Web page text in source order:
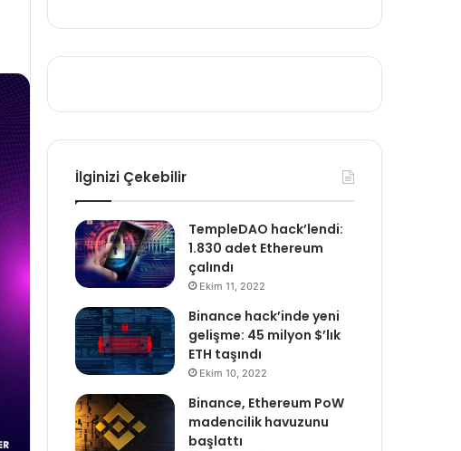
İlginizi Çekebilir
TempleDAO hack’lendi:
1.830 adet Ethereum
çalındı
Ekim 11, 2022
Binance hack’inde yeni
gelişme: 45 milyon $’lık
ETH taşındı
Ekim 10, 2022
Binance, Ethereum PoW
madencilik havuzunu
başlattı